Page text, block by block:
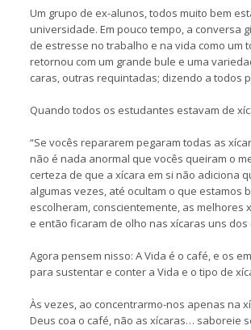
Um grupo de ex-alunos, todos muito bem
universidade. Em pouco tempo, a conversa
de estresse no trabalho e na vida como um
retornou com um grande bule e uma
caras, outras requintadas; dizendo a todos
Quando todos os estudantes estavam de
“Se vocês repararem pegaram todas as
não é nada anormal que vocês queiram o
certeza de que a xícara em si não adiciona
algumas vezes, até ocultam o que estamos
escolheram, conscientemente, as melhores
e então ficaram de olho nas xícaras uns dos
Agora pensem nisso: A Vida é o café, e os
para sustentar e conter a Vida e o tipo de
Às vezes, ao concentrarmo-nos apenas na
Deus coa o café, não as xícaras… saboreie